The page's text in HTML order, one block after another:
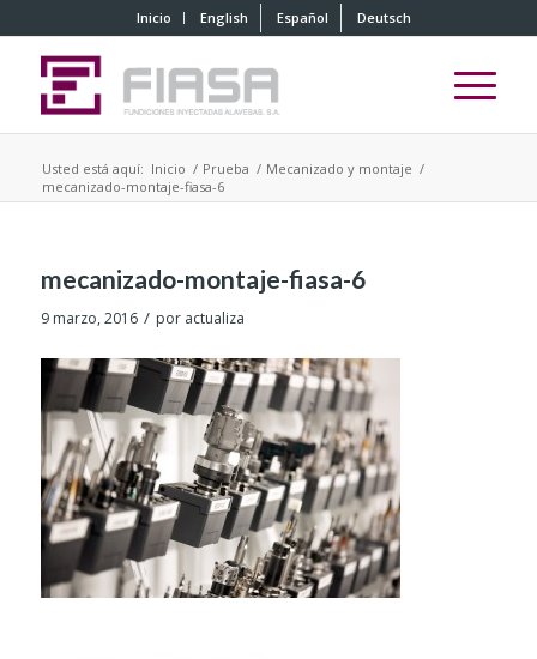
Inicio English Español Deutsch
Usted está aquí: Inicio / Prueba / Mecanizado y montaje /
mecanizado-montaje-fiasa-6
mecanizado-montaje-fiasa-6
9 marzo, 2016 / por actualiza